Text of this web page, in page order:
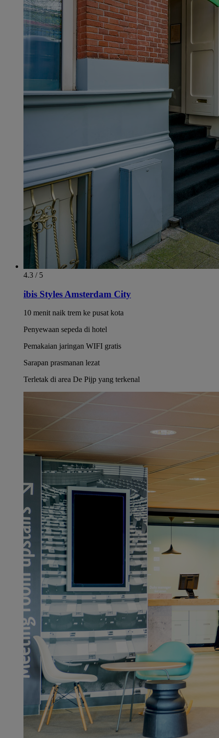
4.3 / 5
ibis Styles Amsterdam City
10 menit naik trem ke pusat kota
Penyewaan sepeda di hotel
Pemakaian jaringan WIFI gratis
Sarapan prasmanan lezat
Terletak di area De Pijp yang terkenal